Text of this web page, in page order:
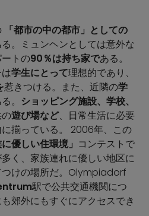
「都市の中の都市」としての
。ミュンヘンとしては意外な
トの90％は持ち家である。
学生にとって理想的であり、
惹きつける。また、近隣の学
。 ショッピング施設、学校、
遊び場など、日常生活に必要
揃っている。 2006年、この
優しい住環境」 コンテストで
く、家族連れに優しい地区に
けの場所だ。Olympiadorf
駅で公共交通機関につ
郊外にもすぐにアクセスでき